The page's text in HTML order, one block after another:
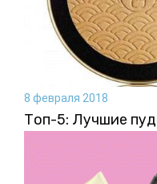
8 февраля 2018
Топ-5: Лучшие